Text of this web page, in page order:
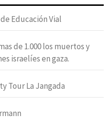
Educación Vial
de 1.000 los muertos y
israelíes en gaza.
Tour La Jangada